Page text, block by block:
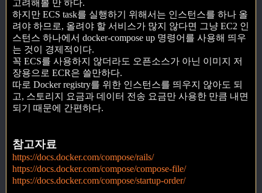
고려해볼 만 하다.
하지만 ECS task를 실행하기 위해서는 인스턴스를 하나 올
려야 하므로, 올려야 할 서비스가 많지 않다면 그냥 EC2 인
스턴스 하나에서 docker-compose up 명령어를 사용해 띄우
는 것이 경제적이다.
꼭 ECS를 사용하지 않더라도 오픈소스가 아닌 이미지 저
장용으로 ECR은 쓸만하다.
따로 Docker registry를 위한 인스턴스를 띄우지 않아도 되
고, 스토리지 요금과 데이터 전송 요금만 사용한 만큼 내면
되기 때문에 간편하다.
참고자료
https://docs.docker.com/compose/rails/
https://docs.docker.com/compose/compose-file/
https://docs.docker.com/compose/startup-order/